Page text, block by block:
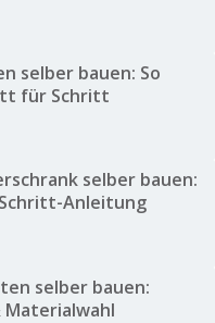
selber bauen: So
für Schritt
selber bauen:
Anleitung
selber bauen: